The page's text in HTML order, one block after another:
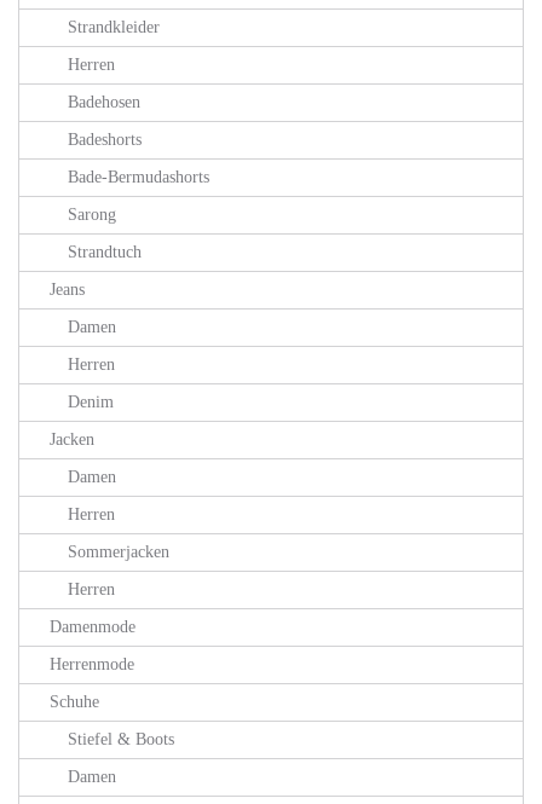
Strandkleider
Herren
Badehosen
Badeshorts
Bade-Bermudashorts
Sarong
Strandtuch
Jeans
Damen
Herren
Denim
Jacken
Damen
Herren
Sommerjacken
Herren
Damenmode
Herrenmode
Schuhe
Stiefel & Boots
Damen